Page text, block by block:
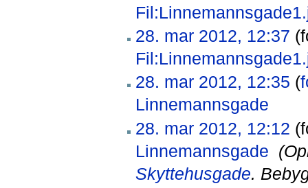
28. mar 2012, 12:37
28. mar 2012, 12:35 (
Linnemannsgade
28. mar 2012, 12:12
Linnemannsgade
Skyttehusgade.